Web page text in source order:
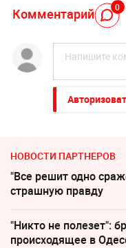
Комментарий 0
НОВОСТИ ПАРТНЕРОВ
"Все решит одно
страшную правду
"Никто не полезет":
происходящее в